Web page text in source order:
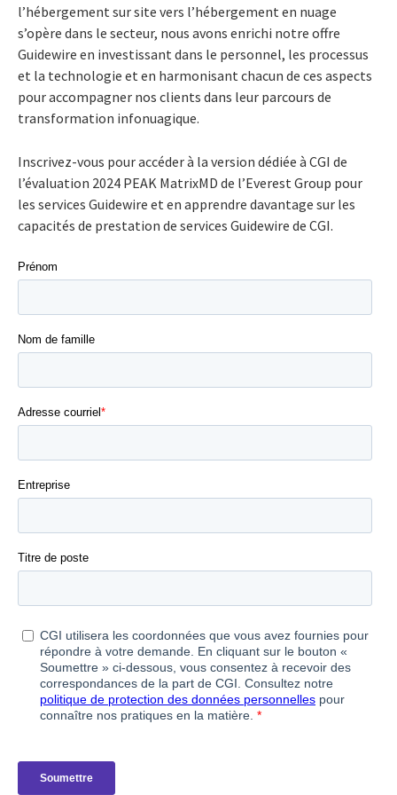
l’hébergement sur site vers l’hébergement en nuage
s’opère dans le secteur, nous avons enrichi notre offre
Guidewire en investissant dans le personnel, les processus
et la technologie et en harmonisant chacun de ces aspects
pour accompagner nos clients dans leur parcours de
transformation infonuagique.
Inscrivez-vous pour accéder à la version dédiée à CGI de
l’évaluation 2024 PEAK MatrixMD de l’Everest Group pour
les services Guidewire et en apprendre davantage sur les
capacités de prestation de services Guidewire de CGI.